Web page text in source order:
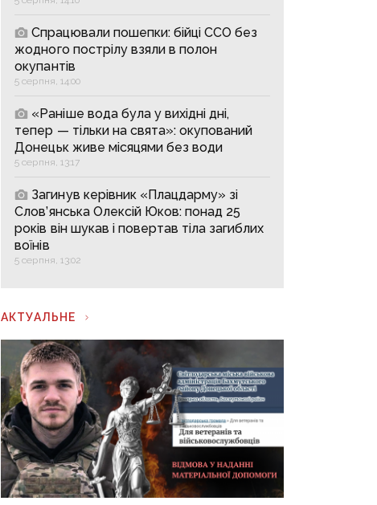
Спрацювали пошепки: бійці ССО без
жодного пострілу взяли в полон
окупантів
5 серпня, 14:00
«Раніше вода була у вихідні дні,
тепер — тільки на свята»: окупований
Донецьк живе місяцями без води
5 серпня, 13:17
Загинув керівник «Плацдарму» зі
Слов’янська Олексій Юков: понад 25
років він шукав і повертав тіла загиблих
воїнів
5 серпня, 13:02
АКТУАЛЬНЕ